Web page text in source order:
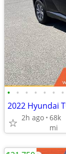
• • • • • • •
2022 Hyundai
2h ago 68k
mi